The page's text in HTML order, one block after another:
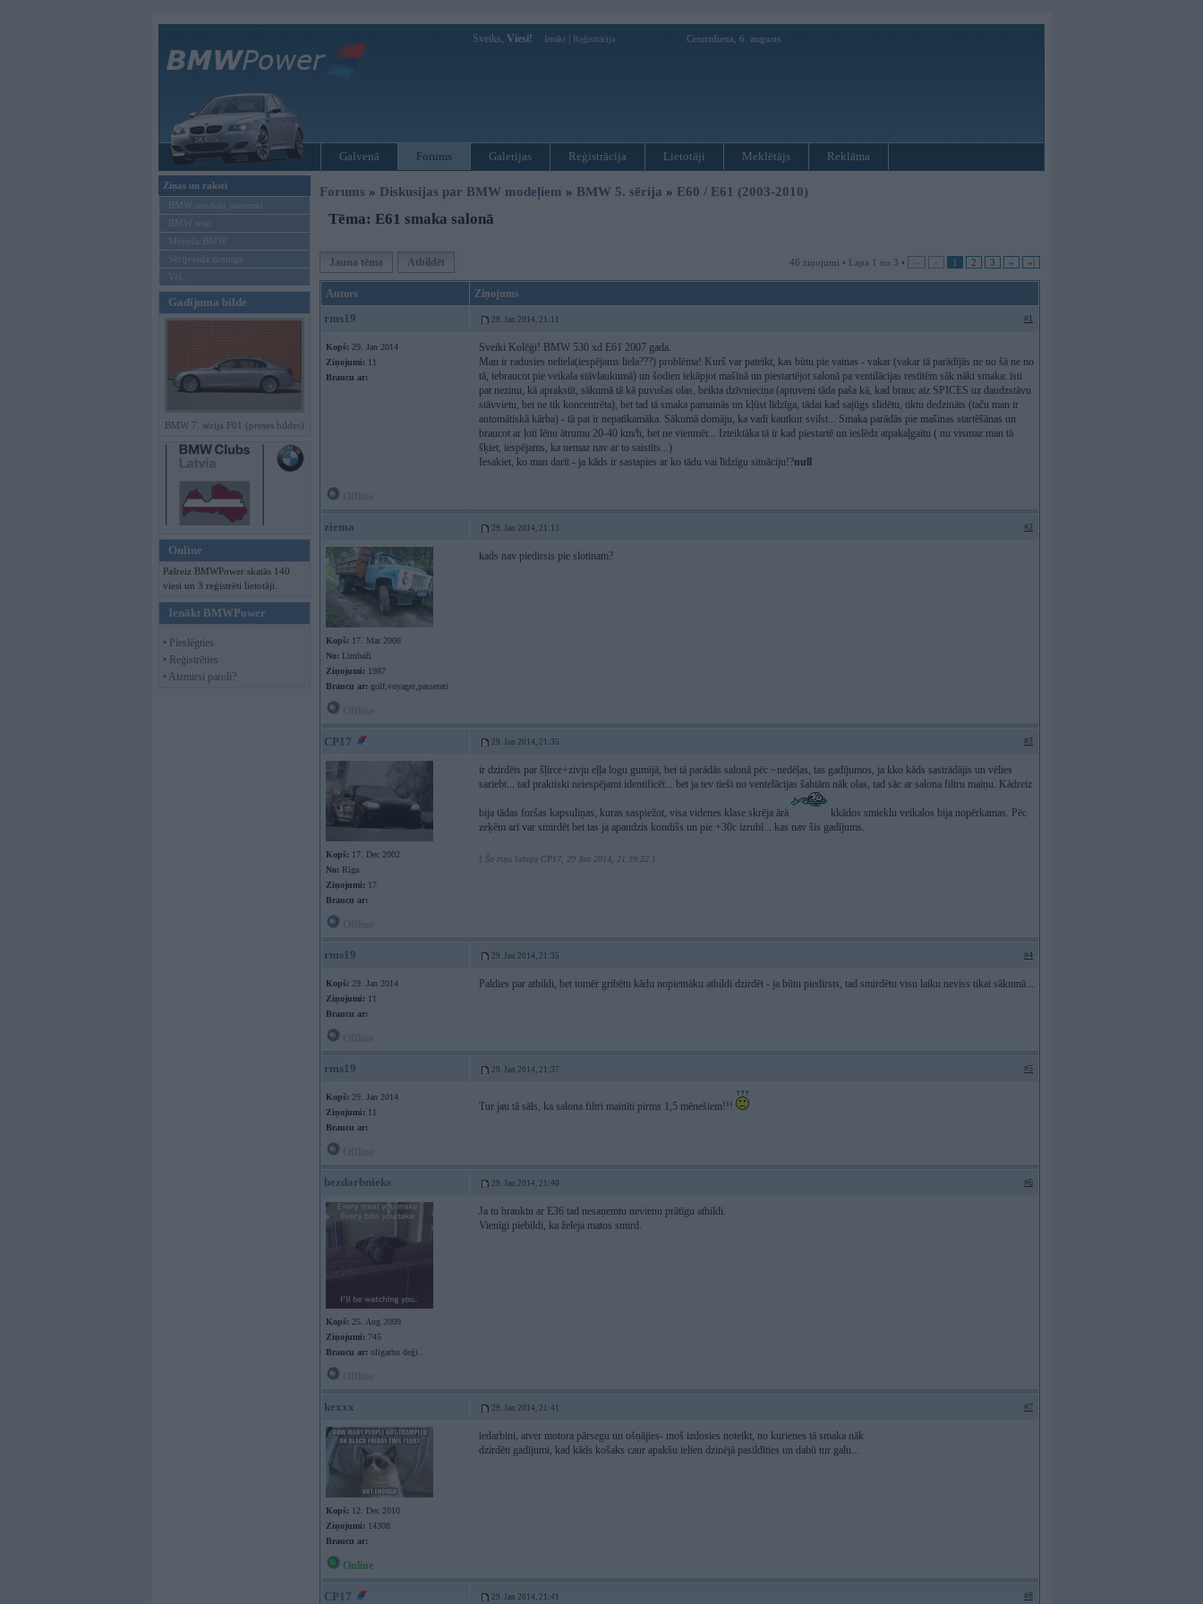
Sveiks, Viesi! Ienākt Reģistrācija Ceturtdiena, 6. augusts
Galvenā Forums Galerijas Reģistrācija Lietotāji Meklētājs Reklāma
Ziņas un raksti
BMW modeļu jaunumi
BMW testi
Mēneša BMW
Sērijveida tūnings
Vel...
Gadījuma bilde
BMW 7. sērija F01 (preses bildes)
Online
Pašreiz BMWPower skatās 140
viesi un 3 reģistrēti lietotāji.
Ienākt BMWPower
• Pieslēgties
• Reģistrēties
• Aizmirsi paroli?
Forums » Diskusijas par BMW modeļiem » BMW 5. sērija » E60 / E61 (2003-2010)
Tēma: E61 smaka salonā
Jauna tēma Atbildēt 46 ziņojumi • Lapa 1 no 3 • |« « 1 2 3 » »|
Autors Ziņojums
rms19 29. Jan 2014, 21:11 #1
Kopš: 29. Jan 2014
Ziņojumi: 11
Braucu ar:
Sveiki Kolēģi! BMW 530 xd E61 2007 gada.
Man ir radusies neliela(iespējams liela???) problēma! Kurš var pateikt, kas būtu pie vainas - vakar (vakar tā parādījās ne no šā ne no
tā, iebraucot pie veikala stāvlaukumā) un šodien iekāpjot mašīnā un piestartējot salonā pa ventilācijas restītēm sāk nākt smaka: īsti
pat nezinu, kā aprakstīt, sākumā tā kā puvušas olas, beikta dzīvnieciņa (aptuveni tāda paša kā, kad brauc aiz SPICES uz daudzstāvu
stāvvietu, bet ne tik koncentrēta), bet tad tā smaka pamainās un kļūst līdzīga, tādai kad sajūgs slīdētu, tiktu dedzināts (taču man ir
automātiskā kārba) - tā pat ir nepatīkamāka. Sākumā domāju, ka vadi kautkur svilst... Smaka parādās pie mašinas startēšānas un
braucot ar ļoti lēnu ātrumu 20-40 km/h, bet ne vienmēr... Izteiktāka tā ir kad piestartē un ieslēdz atpakaļgaitu ( nu vismaz man tā
šķiet, iespējams, ka nemaz nav ar to saistīts...)
Iesakiet, ko man darīt - ja kāds ir sastapies ar ko tādu vai līdzīgu situāciju!?null
ziema 29. Jan 2014, 21:13 #2
Kopš: 17. Mar 2008
No: Limbaži
Ziņojumi: 1987
Braucu ar: golf,voyager,passerati
kads nav piedirsis pie slotinam?
CP17 29. Jan 2014, 21:35 #3
Kopš: 17. Dec 2002
No: Rīga
Ziņojumi: 17
Braucu ar:
ir dzirdēts par šļirce+zivju eļļa logu gumijā, bet tā parādās salonā pēc ~nedēļas, tas gadījumos, ja kko kāds sastrādājis un vēlies
sariebt... tad praktiski neiespējami identificēt... bet ja tev tieši no ventelācijas šahtām nāk olas, tad sāc ar salona filtru maiņu. Kādreiz
bija tādas foršas kapsuliņas, kuras saspiežot, visa videnes klase skrēja ārā
kkādos smieklu veikalos bija nopērkamas. Pēc
zeķēm arī var smirdēt bet tas ja apaudzis kondišs un pie +30c izrubī... kas nav šis gadījums.
[ Šo ziņu laboja CP17, 29 Jan 2014, 21:39:22 ]
rms19 29. Jan 2014, 21:35 #4
Kopš: 29. Jan 2014
Ziņojumi: 11
Braucu ar:
Paldies par atbildi, bet tomēr gribētu kādu nopietnāku atbildi dzirdēt - ja būtu piedirsts, tad smirdētu visu laiku neviss tikai sākumā...
rms19 29. Jan 2014, 21:37 #5
Kopš: 29. Jan 2014
Ziņojumi: 11
Braucu ar:
Tur jau tā sāls, ka salona filtri mainīti pirms 1,5 mēnešiem!!!
bezdarbnieks 29. Jan 2014, 21:40 #6
Kopš: 25. Aug 2009
Ziņojumi: 745
Braucu ar: oligarhu deģi..
Ja tu brauktu ar E36 tad nesaņemtu nevienu prātīgu atbildi.
Vienīgi piebildi, ka želeja matos smird.
kexxx 29. Jan 2014, 21:41 #7
Kopš: 12. Dec 2010
Ziņojumi: 14308
Braucu ar:
iedarbini, atver motora pārsegu un ošņājies- moš izdosies noteikt, no kurienes tā smaka nāk
dzirdēti gadījumi, kad kāds košaks caur apakšu ielien dzinējā pasildīties un dabū tur galu...
Online
CP17 29. Jan 2014, 21:41 #8